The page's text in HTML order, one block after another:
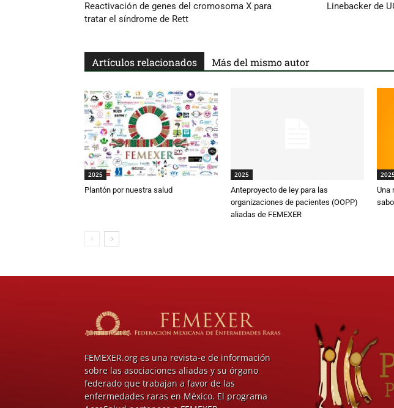
Reactivación de genes del cromosoma X para
tratar el síndrome de Rett
Linebacker de
Artículos relacionados Más del mismo autor
2025
Plantón por nuestra salud
2025
Anteproyecto de ley para las
organizaciones de pacientes (OOPP)
aliadas de FEMEXER
Una
FEMEXER.org es una revista-e de información
sobre las asociaciones aliadas y su órgano
federado que trabajan a favor de las
enfermedades raras en México. El programa